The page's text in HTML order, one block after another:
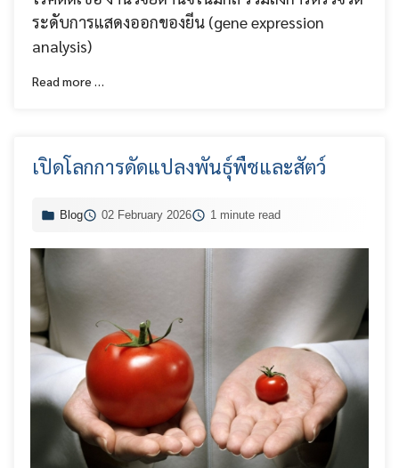
ระดับการแสดงออกของยีน (gene expression
analysis)
Read more …
เปิดโลกการดัดแปลงพันธุ์พืชและสัตว์
Blog 02 February 2026 1 minute read